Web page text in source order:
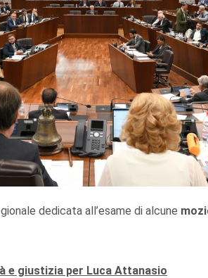
dedicata all’esame di alcune
e giustizia per Luca Attanasio